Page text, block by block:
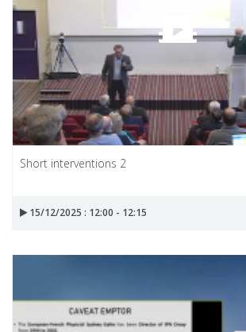
Short interventions 2
15/12/2025 : 12:00 - 12:15